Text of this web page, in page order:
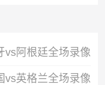
vs阿根廷全场录像
vs英格兰全场录像